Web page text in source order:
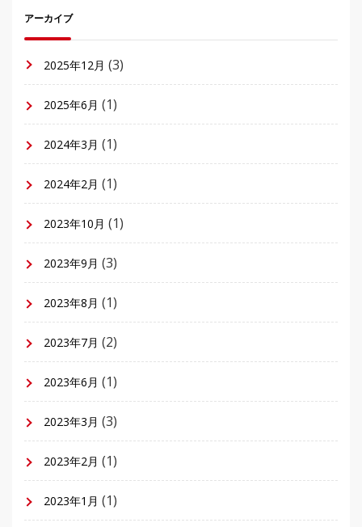
アーカイブ
2025年12月 (3)
2025年6月 (1)
2024年3月 (1)
2024年2月 (1)
2023年10月 (1)
2023年9月 (3)
2023年8月 (1)
2023年7月 (2)
2023年6月 (1)
2023年3月 (3)
2023年2月 (1)
2023年1月 (1)